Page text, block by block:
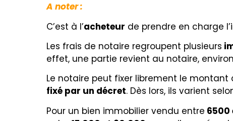
A noter :
C’est à l’acheteur de prendre en charge
Les frais de notaire regroupent plusieurs
effet, une partie revient au notaire,
Le notaire peut fixer librement le montant
fixé par un décret. Dès lors, ils varient
Pour un bien immobilier vendu entre 6500